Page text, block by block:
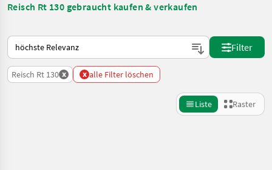
Reisch Rt 130 gebraucht kaufen & verkaufen
So wird auf Landwirt.com sortiert
Filter
Reisch Rt 130 x x alle Filter löschen
Liste Raster